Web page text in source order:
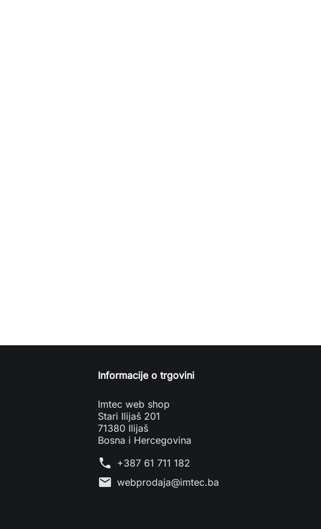
Informacije o trgovini
Imtec web shop
Stari Ilijaš 201
71380 Ilijaš
Bosna i Hercegovina
phone +387 61 711 182
mail webprodaja@imtec.ba